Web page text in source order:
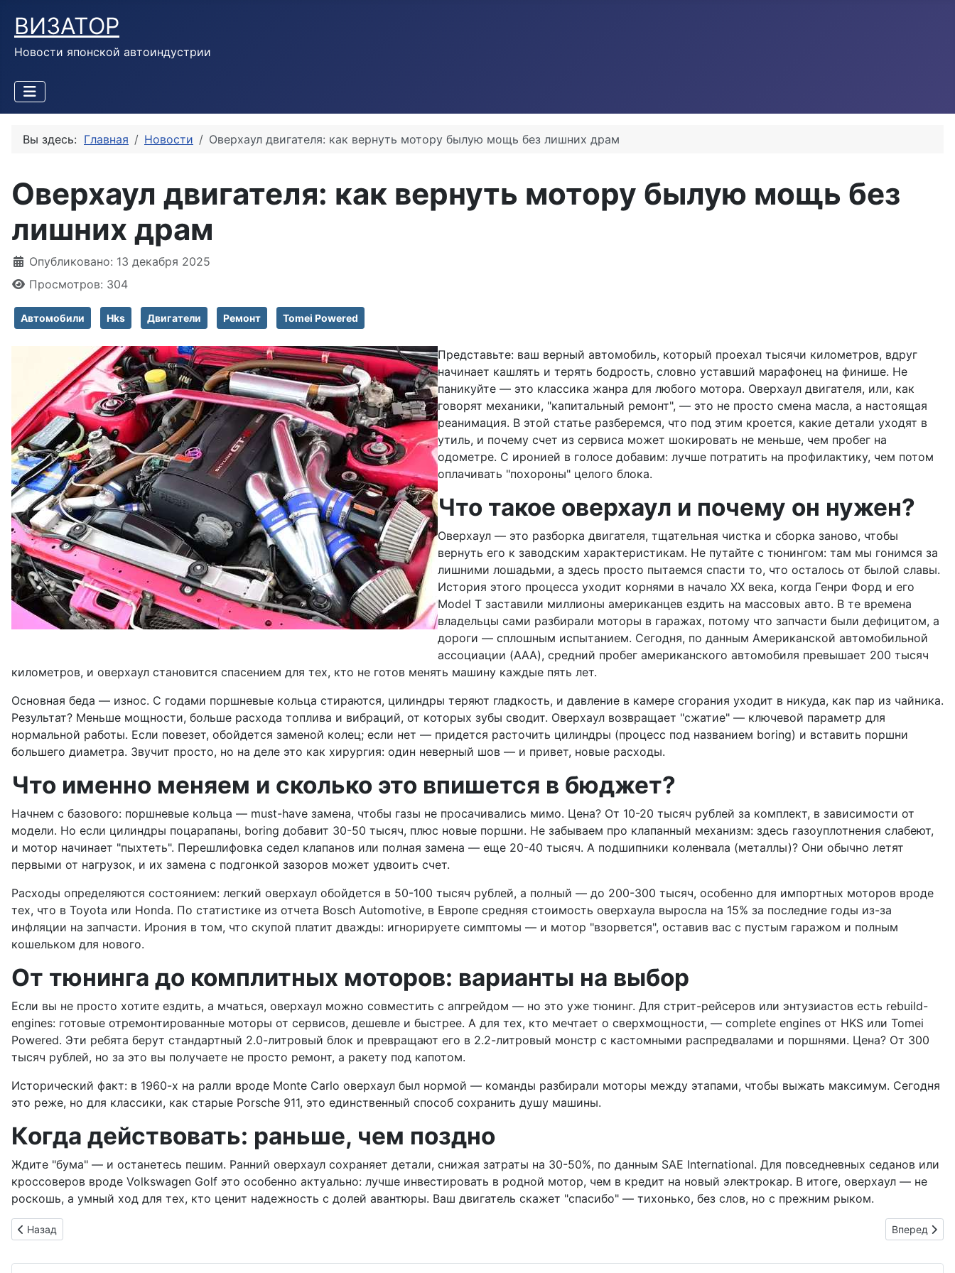
ВИЗАТОР
Новости японской автоиндустрии
Вы здесь: Главная Новости Оверхаул двигателя: как вернуть мотору былую мощь без лишних драм
Оверхаул двигателя: как вернуть мотору былую мощь без
лишних драм
Информация о материале
Опубликовано: 13 декабря 2025
Просмотров: 304
Автомобили Hks Двигатели Ремонт Tomei Powered
Представьте: ваш верный автомобиль, который проехал тысячи километров, вдруг
начинает кашлять и терять бодрость, словно уставший марафонец на финише. Не
паникуйте — это классика жанра для любого мотора. Оверхаул двигателя, или, как
говорят механики, "капитальный ремонт", — это не просто смена масла, а настоящая
реанимация. В этой статье разберемся, что под этим кроется, какие детали уходят в
утиль, и почему счет из сервиса может шокировать не меньше, чем пробег на
одометре. С иронией в голосе добавим: лучше потратить на профилактику, чем потом
оплачивать "похороны" целого блока.
Что такое оверхаул и почему он нужен?
Оверхаул — это разборка двигателя, тщательная чистка и сборка заново, чтобы
вернуть его к заводским характеристикам. Не путайте с тюнингом: там мы гонимся за
лишними лошадьми, а здесь просто пытаемся спасти то, что осталось от былой славы.
История этого процесса уходит корнями в начало XX века, когда Генри Форд и его
Model T заставили миллионы американцев ездить на массовых авто. В те времена
владельцы сами разбирали моторы в гаражах, потому что запчасти были дефицитом, а
дороги — сплошным испытанием. Сегодня, по данным Американской автомобильной
ассоциации (AAA), средний пробег американского автомобиля превышает 200 тысяч
километров, и оверхаул становится спасением для тех, кто не готов менять машину каждые пять лет.
Основная беда — износ. С годами поршневые кольца стираются, цилиндры теряют гладкость, и давление в камере сгорания уходит в никуда, как пар из чайника.
Результат? Меньше мощности, больше расхода топлива и вибраций, от которых зубы сводит. Оверхаул возвращает "сжатие" — ключевой параметр для
нормальной работы. Если повезет, обойдется заменой колец; если нет — придется расточить цилиндры (процесс под названием boring) и вставить поршни
большего диаметра. Звучит просто, но на деле это как хирургия: один неверный шов — и привет, новые расходы.
Что именно меняем и сколько это впишется в бюджет?
Начнем с базового: поршневые кольца — must-have замена, чтобы газы не просачивались мимо. Цена? От 10-20 тысяч рублей за комплект, в зависимости от
модели. Но если цилиндры поцарапаны, boring добавит 30-50 тысяч, плюс новые поршни. Не забываем про клапанный механизм: здесь газоуплотнения слабеют,
и мотор начинает "пыхтеть". Перешлифовка седел клапанов или полная замена — еще 20-40 тысяч. А подшипники коленвала (металлы)? Они обычно летят
первыми от нагрузок, и их замена с подгонкой зазоров может удвоить счет.
Расходы определяются состоянием: легкий оверхаул обойдется в 50-100 тысяч рублей, а полный — до 200-300 тысяч, особенно для импортных моторов вроде
тех, что в Toyota или Honda. По статистике из отчета Bosch Automotive, в Европе средняя стоимость оверхаула выросла на 15% за последние годы из-за
инфляции на запчасти. Ирония в том, что скупой платит дважды: игнорируете симптомы — и мотор "взорвется", оставив вас с пустым гаражом и полным
кошельком для нового.
От тюнинга до комплитных моторов: варианты на выбор
Если вы не просто хотите ездить, а мчаться, оверхаул можно совместить с апгрейдом — но это уже тюнинг. Для стрит-рейсеров или энтузиастов есть rebuild-
engines: готовые отремонтированные моторы от сервисов, дешевле и быстрее. А для тех, кто мечтает о сверхмощности, — complete engines от HKS или Tomei
Powered. Эти ребята берут стандартный 2.0-литровый блок и превращают его в 2.2-литровый монстр с кастомными распредвалами и поршнями. Цена? От 300
тысяч рублей, но за это вы получаете не просто ремонт, а ракету под капотом.
Исторический факт: в 1960-х на ралли вроде Monte Carlo оверхаул был нормой — команды разбирали моторы между этапами, чтобы выжать максимум. Сегодня
это реже, но для классики, как старые Porsche 911, это единственный способ сохранить душу машины.
Когда действовать: раньше, чем поздно
Ждите "бума" — и останетесь пешим. Ранний оверхаул сохраняет детали, снижая затраты на 30-50%, по данным SAE International. Для повседневных седанов или
кроссоверов вроде Volkswagen Golf это особенно актуально: лучше инвестировать в родной мотор, чем в кредит на новый электрокар. В итоге, оверхаул — не
роскошь, а умный ход для тех, кто ценит надежность с долей авантюры. Ваш двигатель скажет "спасибо" — тихонько, без слов, но с прежним рыком.
Предыдущий: Fiat 500 Hybrid: Итальянский флирт с экологией, где механика правит бал
Назад Следующий:
Вперед